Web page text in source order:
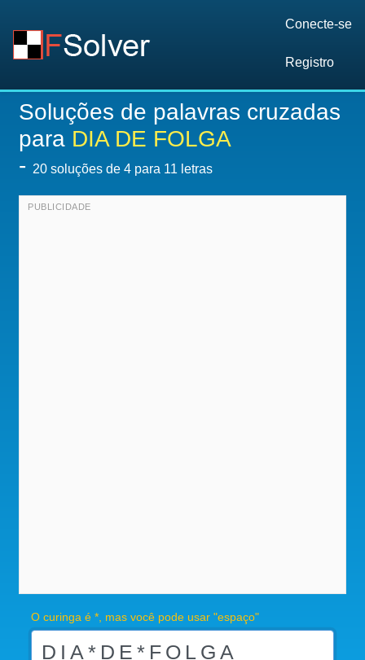
Conecte-se
Registro
Soluções de palavras cruzadas
para DIA DE FOLGA
- 20 soluções de 4 para 11 letras
O curinga é *, mas você pode usar "espaço"